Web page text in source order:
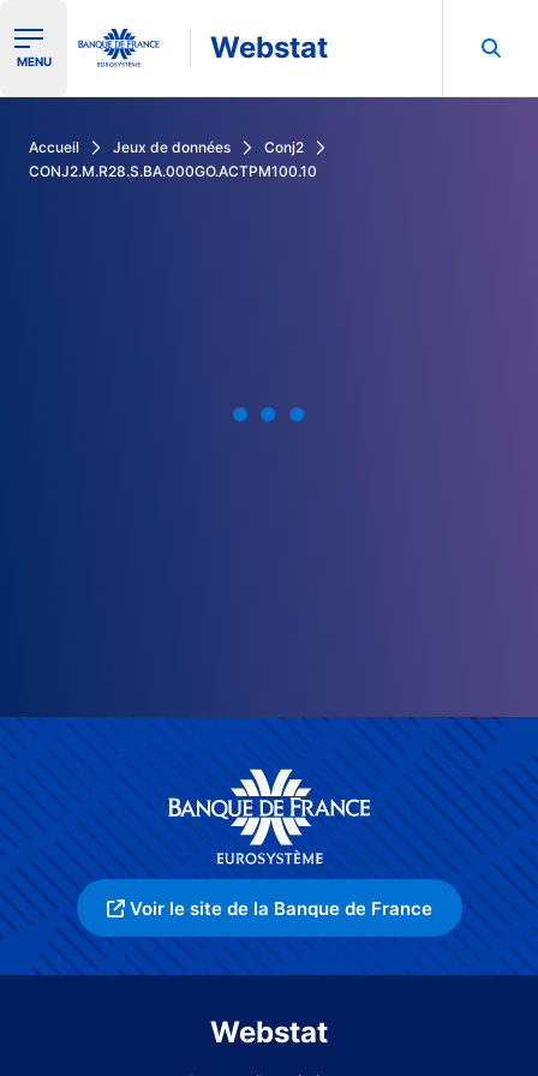
Ouvrir le menu de navigation
MENU Webstat
Accueil Jeux de données
Conj2
CONJ2.M.R28.S.BA.000GO.ACTPM100.10
Voir le site de la Banque de France
Webstat